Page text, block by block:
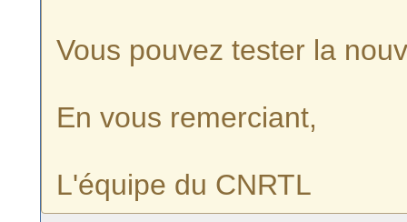
Vous pouvez tester la
En vous remerciant,
L'équipe du CNRTL